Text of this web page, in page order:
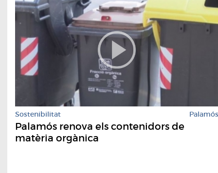
Sostenibilitat Palamós
Palamós renova els contenidors de
matèria orgànica